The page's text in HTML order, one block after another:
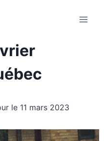
le 11 mars 2023